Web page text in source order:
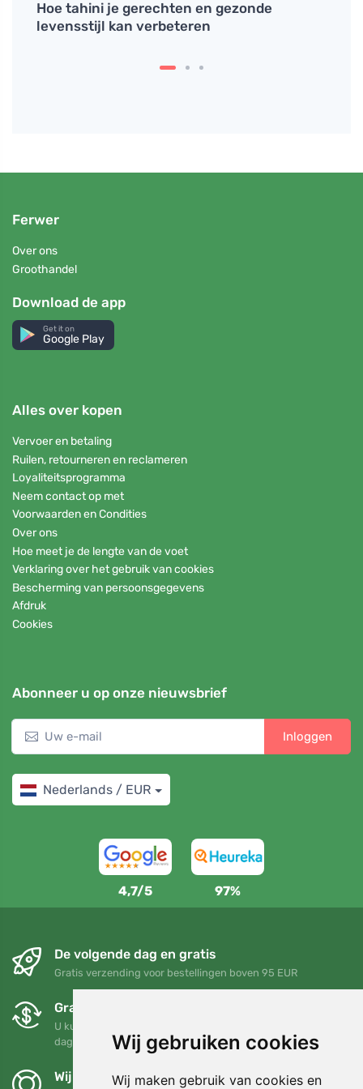
Wij gebruiken cookies
Wij maken gebruik van cookies en
Hoe tahini je gerechten en gezonde
levensstijl kan verbeteren
Ferwer
Over ons
Groothandel
Download de app
Get it on
Google Play
Alles over kopen
Vervoer en betaling
Ruilen, retourneren en reclameren
Loyaliteitsprogramma
Neem contact op met
Voorwaarden en Condities
Over ons
Hoe meet je de lengte van de voet
Verklaring over het gebruik van cookies
Bescherming van persoonsgegevens
Afdruk
Cookies
Abonneer u op onze nieuwsbrief
Inloggen
Nederlands / EUR
4,7/5 97%
De volgende dag en gratis
Gratis verzending voor bestellingen boven 95 EUR
Gratis ruilen en retourneren
U kunt uw bestelling op elk gewenst moment binnen 90
dagen retourneren of ruilen
Wij steunen Trees.org